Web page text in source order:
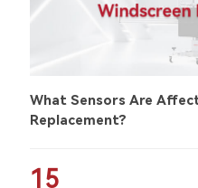
What Sensors Are
Replacement?
15